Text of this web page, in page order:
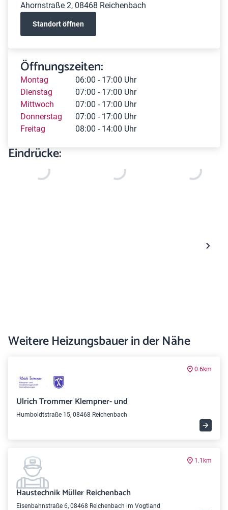
Ahornstraße 2, 08468 Reichenbach
Standort öffnen
Öffnungszeiten:
Montag
06:00 - 17:00 Uhr
Dienstag
07:00 - 17:00 Uhr
Mittwoch
07:00 - 17:00 Uhr
Donnerstag
07:00 - 17:00 Uhr
Freitag
08:00 - 14:00 Uhr
Eindrücke:
Weitere Heizungsbauer in der Nähe
0.6km
Ulrich Trommer Klempner- und
Humboldtstraße 15, 08468 Reichenbach
1.1km
Haustechnik Müller Reichenbach
Eisenbahnstraße 6, 08468 Reichenbach im Vogtland